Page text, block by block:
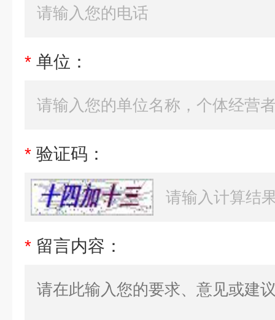
* 单位：
* 验证码：
* 留言内容：